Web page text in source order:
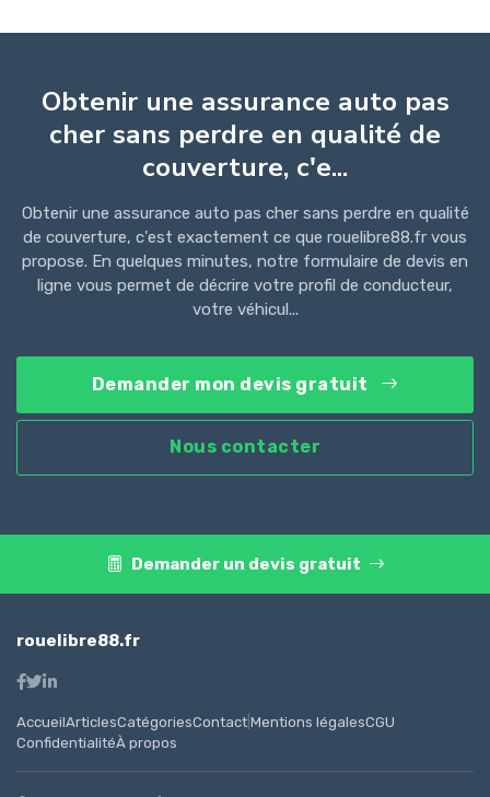
Obtenir une assurance auto pas
cher sans perdre en qualité de
couverture, c'e...
Obtenir une assurance auto pas cher sans perdre en qualité
de couverture, c'est exactement ce que rouelibre88.fr vous
propose. En quelques minutes, notre formulaire de devis en
ligne vous permet de décrire votre profil de conducteur,
votre véhicul...
Demander mon devis gratuit
Nous contacter
Demander un devis gratuit
rouelibre88.fr
AccueilArticlesCatégoriesContact Mentions légalesCGU
ConfidentialitéÀ propos